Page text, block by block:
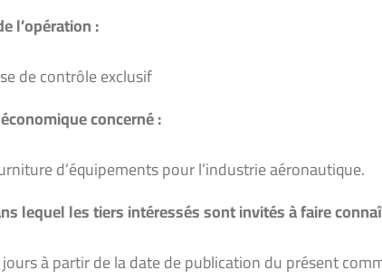
l’opération :
de contrôle exclusif
économiqueconcerné :
d’équipements pour l’industrie aéronautique.
lequel les tiers intéressés sont invités à faire
à partir de la date de publication du présent